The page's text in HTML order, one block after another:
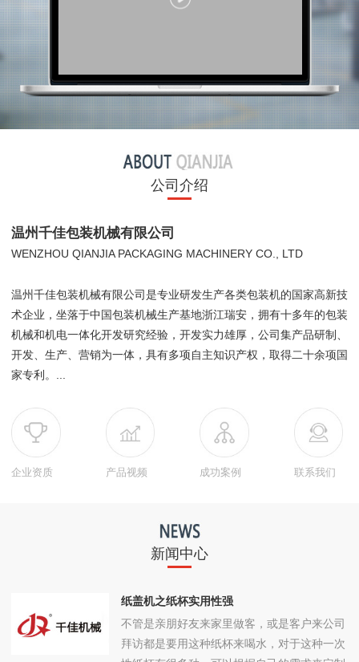
公司介绍
温州千佳包装机械有限公司
WENZHOU QIANJIA PACKAGING MACHINERY CO., LTD
温州千佳包装机械有限公司是专业研发生产各类包装机的国家高新技
术企业，坐落于中国包装机械生产基地浙江瑞安，拥有十多年的包装
机械和机电一体化开发研究经验，开发实力雄厚，公司集产品研制、
开发、生产、营销为一体，具有多项自主知识产权，取得二十余项国
家专利。...
企业资质 产品视频 成功案例 联系我们
新闻中心
纸盖机之纸杯实用性强
不管是亲朋好友来家里做客，或是客户来公司
拜访都是要用这种纸杯来喝水，对于这种一次